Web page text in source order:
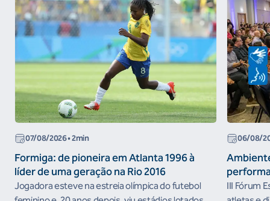
07/08/2026• 2min
Formiga: de pioneira em Atlanta 1996 à
líder de uma geração na Rio 2016
Jogadora esteve na estreia olímpica do futebol
06/08/
III Fórum